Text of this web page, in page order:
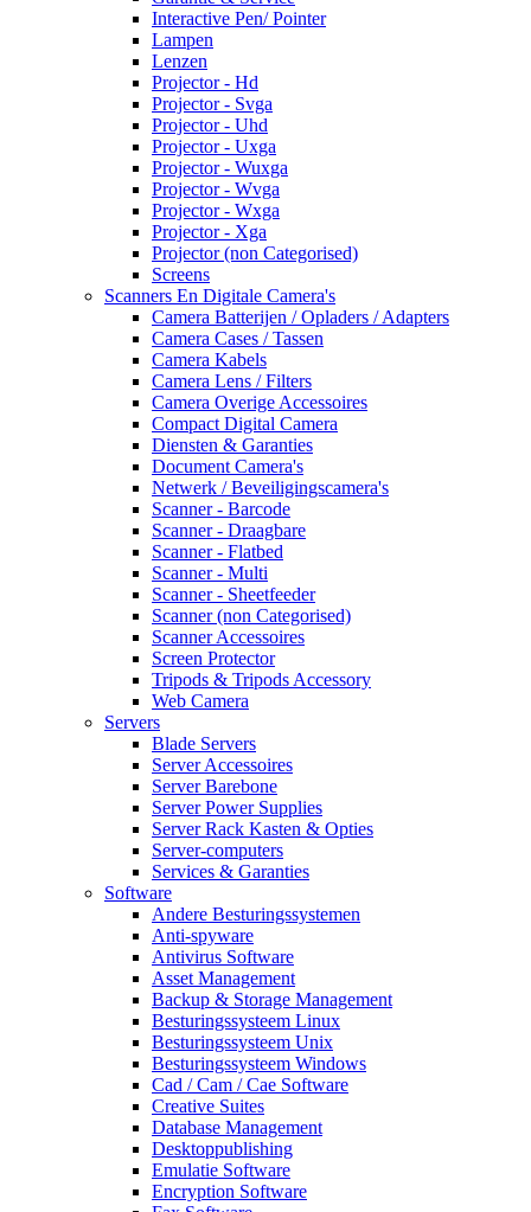
Interactive Pen/ Pointer
Lampen
Lenzen
Projector - Hd
Projector - Svga
Projector - Uhd
Projector - Uxga
Projector - Wuxga
Projector - Wvga
Projector - Wxga
Projector - Xga
Projector (non Categorised)
Screens
Scanners En Digitale Camera's
Camera Batterijen / Opladers / Adapters
Camera Cases / Tassen
Camera Kabels
Camera Lens / Filters
Camera Overige Accessoires
Compact Digital Camera
Diensten & Garanties
Document Camera's
Netwerk / Beveiligingscamera's
Scanner - Barcode
Scanner - Draagbare
Scanner - Flatbed
Scanner - Multi
Scanner - Sheetfeeder
Scanner (non Categorised)
Scanner Accessoires
Screen Protector
Tripods & Tripods Accessory
Web Camera
Servers
Blade Servers
Server Accessoires
Server Barebone
Server Power Supplies
Server Rack Kasten & Opties
Server-computers
Services & Garanties
Software
Andere Besturingssystemen
Anti-spyware
Antivirus Software
Asset Management
Backup & Storage Management
Besturingssysteem Linux
Besturingssysteem Unix
Besturingssysteem Windows
Cad / Cam / Cae Software
Creative Suites
Database Management
Desktoppublishing
Emulatie Software
Encryption Software